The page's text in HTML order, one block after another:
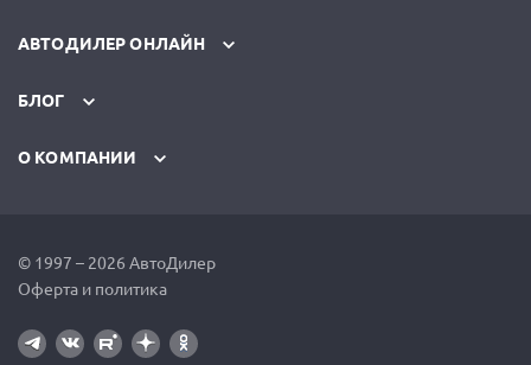
АВТОДИЛЕР ОНЛАЙН
БЛОГ
О КОМПАНИИ
© 1997 – 2026 АвтоДилер
Оферта и политика